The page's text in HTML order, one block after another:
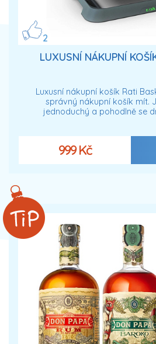
2
LUXUSNÍ NÁKUPNÍ
Luxusní nákupní košík Rati
správný nákupní košík mít.
jednoduchý a pohodlně se
999 Kč